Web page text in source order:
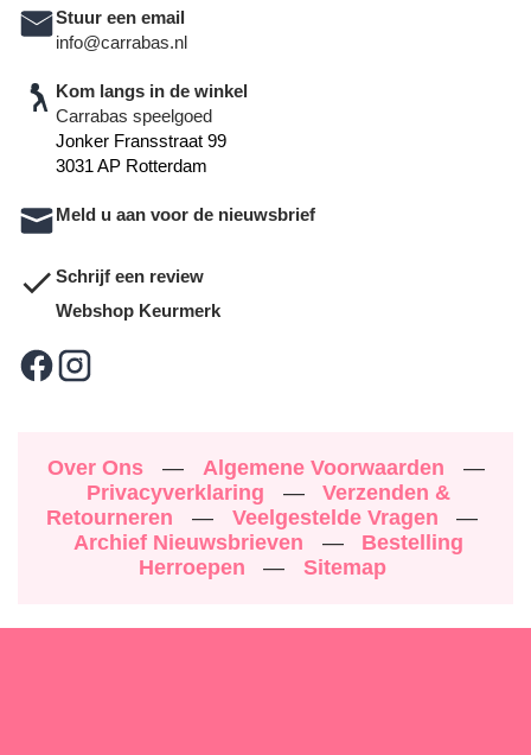
Stuur een email
info@carrabas.nl
Kom langs in de winkel
Carrabas speelgoed
Jonker Fransstraat 99
3031 AP Rotterdam
Meld u aan voor de nieuwsbrief
Schrijf een review
Webshop Keurmerk
Over Ons — Algemene Voorwaarden
—
Privacyverklaring
—
Verzenden &
Retourneren
— Veelgestelde Vragen
—
Archief Nieuwsbrieven
—
Bestelling
Herroepen
— Sitemap